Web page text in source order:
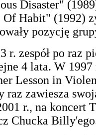
Disaster"
Of Habit" (1992)
pozycję
r. zespół po raz
4 lata. W
Lesson in
raz zawiesza
r., na koncert
Chucka